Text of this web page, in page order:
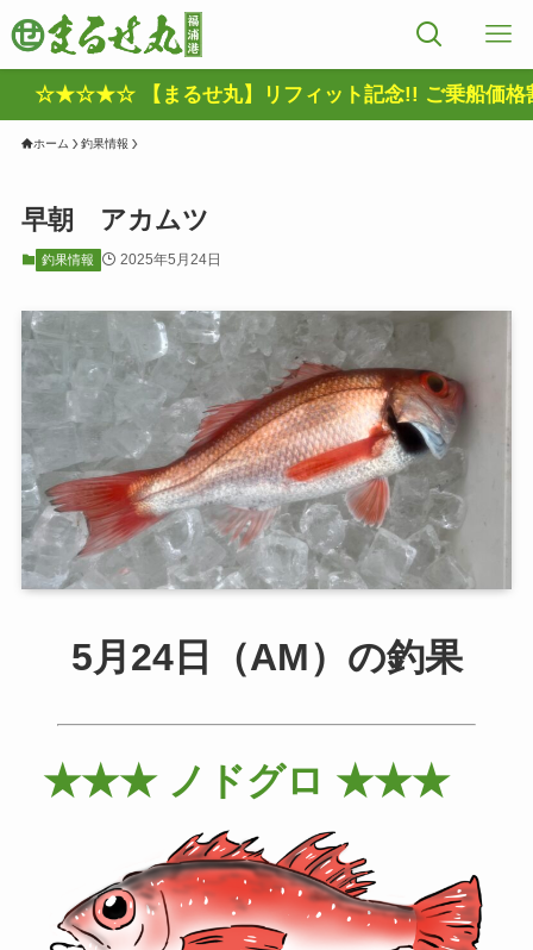
【まるせ丸】リフィット記念!! ご乗船価格割引
ホーム 釣果情報
早朝 アカムツ
釣果情報 2025年5月24日
5月24日（AM）の釣果
★★★ ノドグロ ★★★